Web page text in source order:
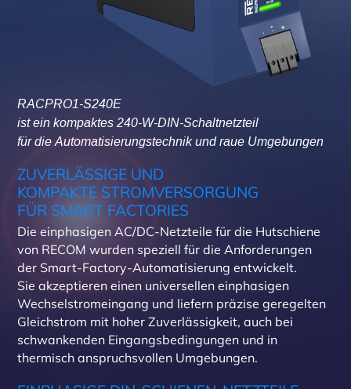
RACPRO1-S240E
ist ein kompaktes 240-W-DIN-Schaltnetzteil
für die Automatisierungstechnik und raue Umgebungen
ZUVERLÄSSIGE UND
KOMPAKTE STROMVERSORGUNG
FÜR SMART FACTORIES
Die einphasigen AC/DC-Netzteile für die Hutschiene
von RECOM wurden speziell für die Anforderungen
der Smart-Factory-Automatisierung entwickelt.
Sie akzeptieren einen universellen einphasigen
Wechselstromeingang und liefern präzise geregelten
Gleichstrom mit hoher Zuverlässigkeit, auch bei
schwankenden Eingangsbedingungen und in
thermisch anspruchsvollen Umgebungen.